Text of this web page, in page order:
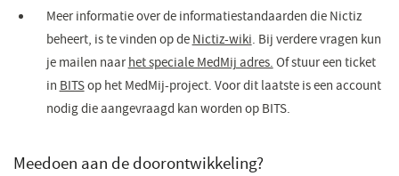
in
een
nieuw
venster)
Meer informatie over de informatiestandaarden die Nictiz
beheert, is te vinden op de Nictiz-wiki(opent
in
een
nieuw
. Bij verdere vragen kun
je mailen naarhet speciale MedMij adres. (opent
in
een
Of stuur een ticket
in BITS(opent
in
nieuw
op het MedMij-project. Voor dit laatste is een account
nodig die aangevraagd kan worden op BITS.
Meedoen aan de doorontwikkeling?